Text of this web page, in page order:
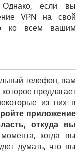
если вы
VPN на свой
ко всем вашим
телефон, вам
предлагает
из них в
приложение
откуда вы
когда вы
думать, что вы